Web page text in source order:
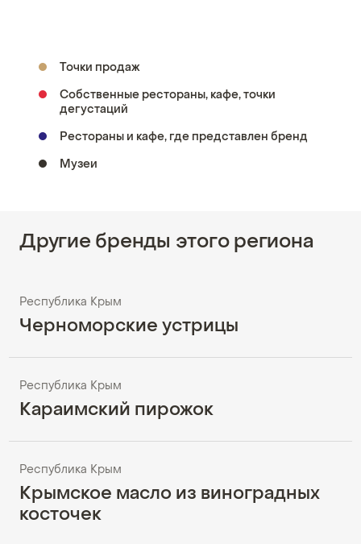
Точки продаж
Собственные рестораны, кафе, точки
дегустаций
Рестораны и кафе, где представлен бренд
Музеи
Другие бренды этого региона
Республика Крым
Черноморские устрицы
Республика Крым
Караимский пирожок
Республика Крым
Крымское масло из виноградных
косточек